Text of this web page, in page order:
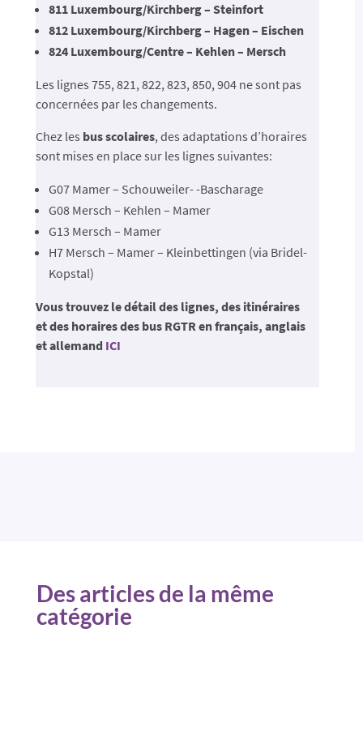
811 Luxembourg/Kirchberg – Steinfort
812 Luxembourg/Kirchberg – Hagen – Eischen
824 Luxembourg/Centre – Kehlen – Mersch
Les lignes 755, 821, 822, 823, 850, 904 ne sont pas
concernées par les changements.
Chez les bus scolaires, des adaptations d’horaires
sont mises en place sur les lignes suivantes:
G07 Mamer – Schouweiler- -Bascharage
G08 Mersch – Kehlen – Mamer
G13 Mersch – Mamer
H7 Mersch – Mamer – Kleinbettingen (via Bridel-
Kopstal)
Vous trouvez le détail des lignes, des itinéraires
et des horaires des bus RGTR en français, anglais
et allemand ICI
Des articles de la même
catégorie